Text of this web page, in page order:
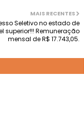
MAIS RECENTES
Seletivo no estado de
superior!!! Remuneração
mensal de R$ 17.743,05.